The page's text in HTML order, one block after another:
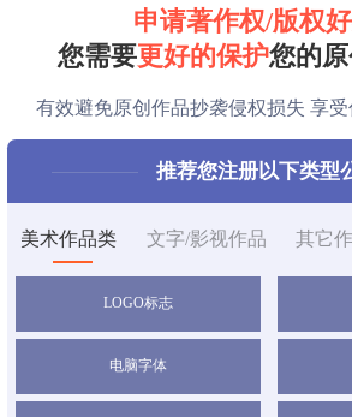
方** 150****2321
方** 150****2321
方**
申请著作权/版权
您需要更好的保护您的
有效避免原创作品抄袭侵权损失 享
推荐您注册以下类型
美术作品类 文字/影视作品 其它
LOGO标志
电脑字体